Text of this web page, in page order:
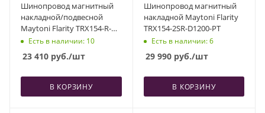
Шинопровод магнитный
накладной/подвесной
Maytoni Flarity TRX154-R-
D800-PT
Есть в наличии: 10
23 410 руб./шт
В КОРЗИНУ
Шинопровод магнитный
накладной Maytoni Flarity
TRX154-2SR-D1200-PT
Есть в наличии: 6
29 990руб./шт
В КОРЗИНУ